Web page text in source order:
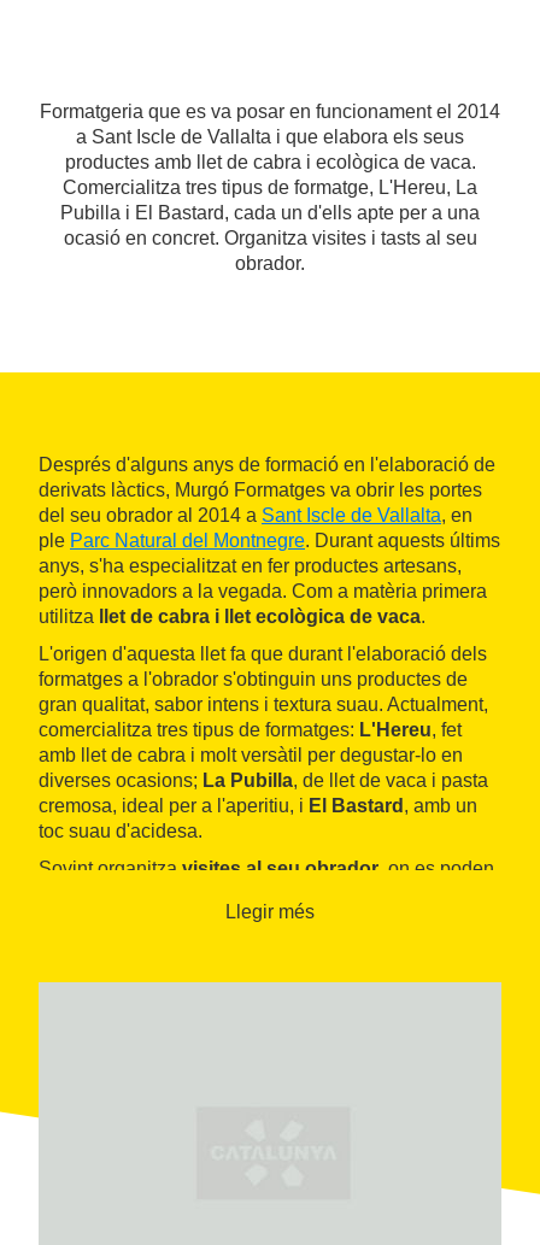
Formatgeria que es va posar en funcionament el 2014
a Sant Iscle de Vallalta i que elabora els seus
productes amb llet de cabra i ecològica de vaca.
Comercialitza tres tipus de formatge, L'Hereu, La
Pubilla i El Bastard, cada un d'ells apte per a una
ocasió en concret. Organitza visites i tasts al seu
obrador.
Després d'alguns anys de formació en l'elaboració de
derivats làctics, Murgó Formatges va obrir les portes
del seu obrador al 2014 a Sant Iscle de Vallalta, en
ple Parc Natural del Montnegre. Durant aquests últims
anys, s'ha especialitzat en fer productes artesans,
però innovadors a la vegada. Com a matèria primera
utilitza
llet de cabra i llet ecològica de vaca.
L'origen d'aquesta llet fa que durant l'elaboració dels
formatges a l'obrador s'obtinguin uns productes de
gran qualitat, sabor intens i textura suau. Actualment,
comercialitza tres tipus de formatges: L'Hereu, fet
amb llet de cabra i molt versàtil per degustar-lo en
diverses ocasions; La Pubilla, de llet de vaca i pasta
cremosa, ideal per a l'aperitiu, i El Bastard , amb un
toc suau d'acidesa.
Sovint organitza visites al seu obrador , on es poden
acompanyats dels seus productes. També es troba a
Llegir més